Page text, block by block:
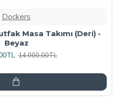
Dockers
Mutfak Masa Takımı -
Füme
17.000,00TL